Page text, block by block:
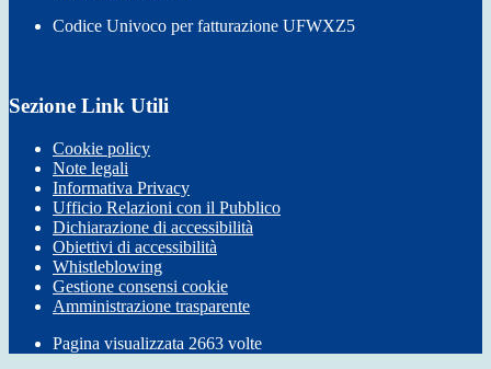
Codice Univoco per fatturazione UFWXZ5
Sezione Link Utili
Cookie policy
Note legali
Informativa Privacy
Ufficio Relazioni con il Pubblico
Dichiarazione di accessibilità
Obiettivi di accessibilità
Whistleblowing
Gestione consensi cookie
Amministrazione trasparente
Pagina visualizzata 2663 volte